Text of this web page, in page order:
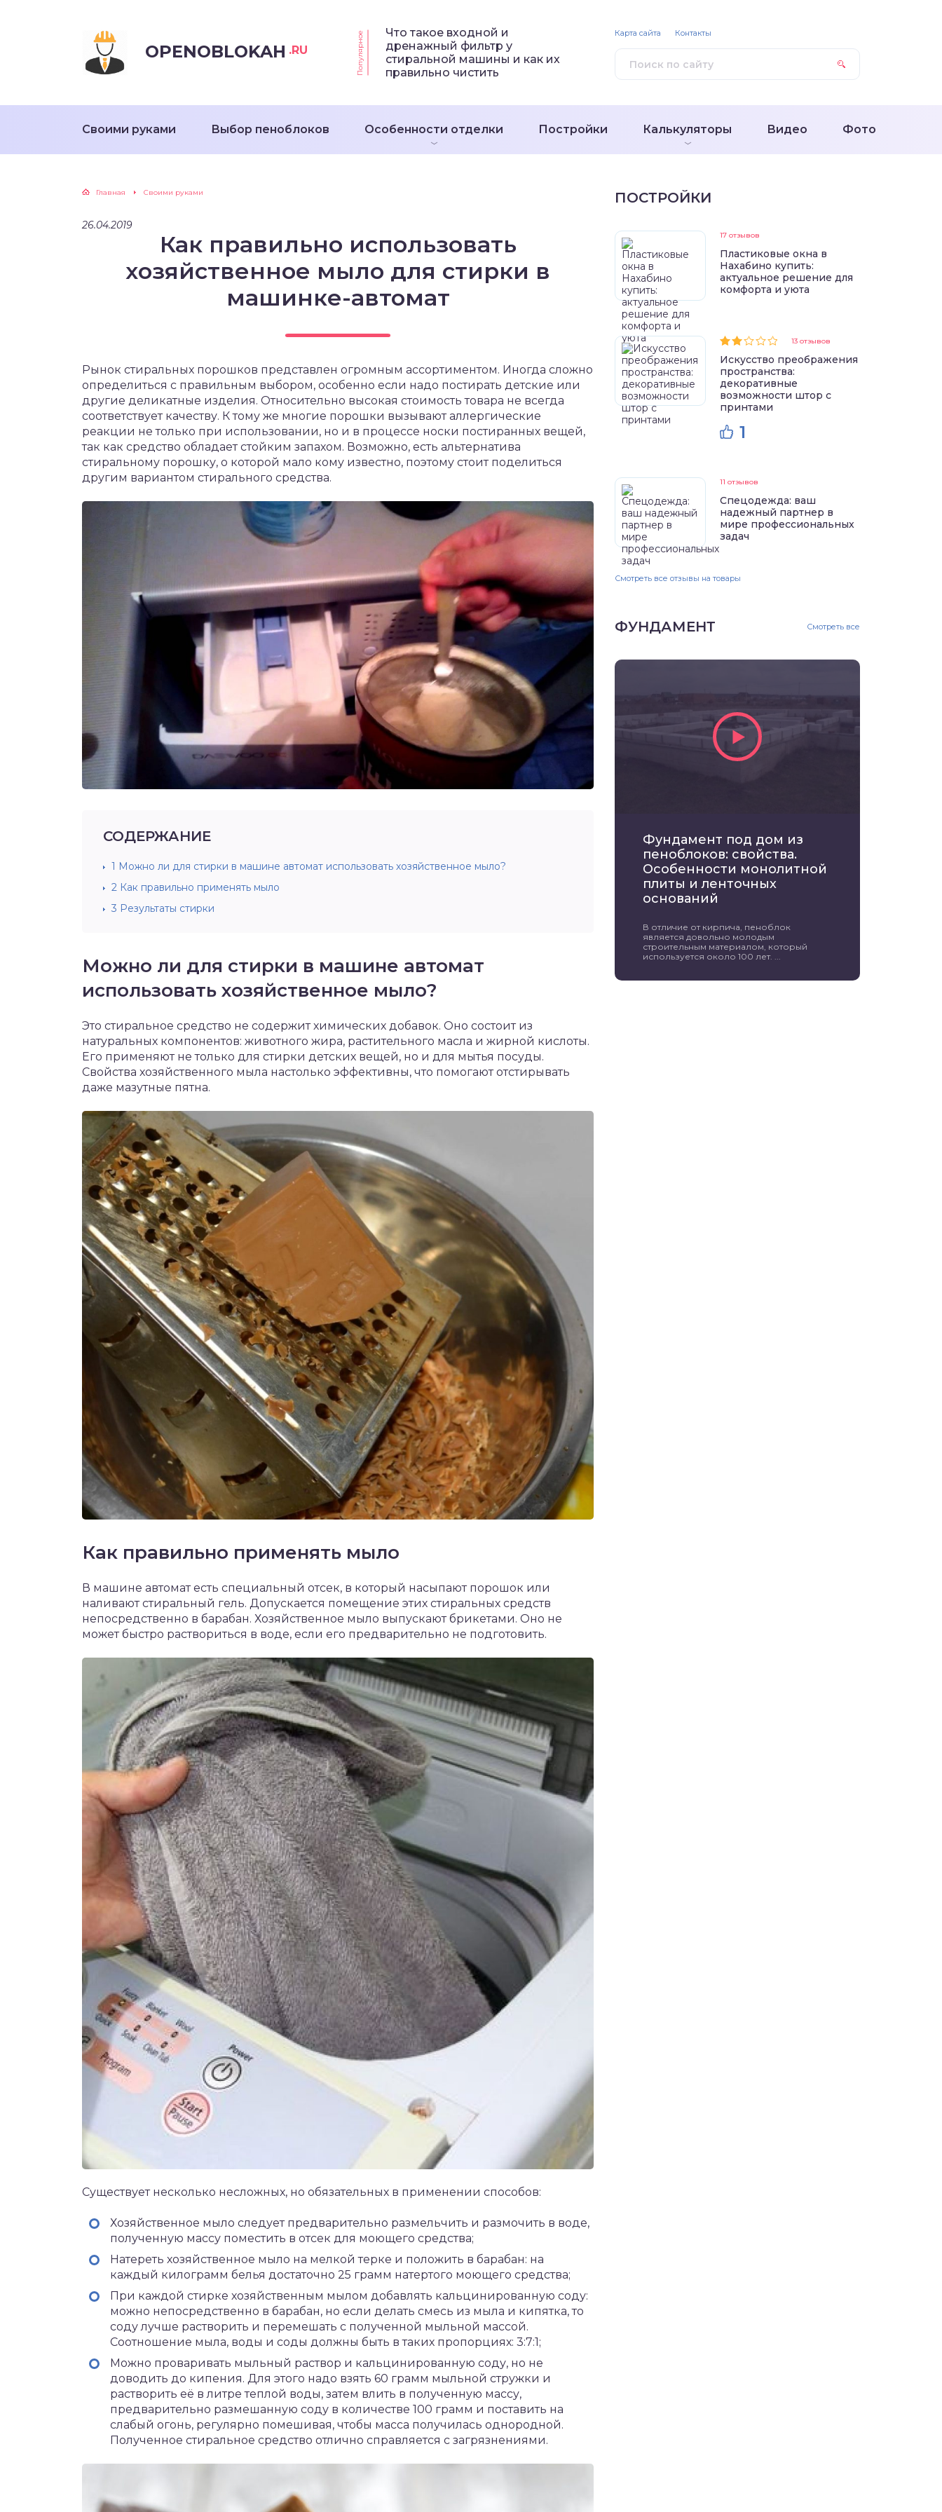
OPENOBLOKAH .RU Популярное
Что такое входной и
дренажный фильтр у
стиральной машины и как их
правильно чистить
Своими руками Выбор пеноблоков Особенности отделки Постройки Калькуляторы Видео Фото
Карта сайта Контакты
Главная Своими руками
26.04.2019
Как правильно использовать
хозяйственное мыло для стирки в
машинке-автомат
Рынок стиральных порошков представлен огромным ассортиментом. Иногда сложно
определиться с правильным выбором, особенно если надо постирать детские или
другие деликатные изделия. Относительно высокая стоимость товара не всегда
соответствует качеству. К тому же многие порошки вызывают аллергические
реакции не только при использовании, но и в процессе носки постиранных вещей,
так как средство обладает стойким запахом. Возможно, есть альтернатива
стиральному порошку, о которой мало кому известно, поэтому стоит поделиться
другим вариантом стирального средства.
СОДЕРЖАНИЕ
1 Можно ли для стирки в машине автомат использовать хозяйственное мыло?
2 Как правильно применять мыло
3 Результаты стирки
Можно ли для стирки в машине автомат
использовать хозяйственное мыло?
Это стиральное средство не содержит химических добавок. Оно состоит из
натуральных компонентов: животного жира, растительного масла и жирной кислоты.
Его применяют не только для стирки детских вещей, но и для мытья посуды.
Свойства хозяйственного мыла настолько эффективны, что помогают отстирывать
даже мазутные пятна.
Как правильно применять мыло
В машине автомат есть специальный отсек, в который насыпают порошок или
наливают стиральный гель. Допускается помещение этих стиральных средств
непосредственно в барабан. Хозяйственное мыло выпускают брикетами. Оно не
может быстро раствориться в воде, если его предварительно не подготовить.
Существует несколько несложных, но обязательных в применении способов:
Хозяйственное мыло следует предварительно размельчить и размочить в воде,
полученную массу поместить в отсек для моющего средства;
Натереть хозяйственное мыло на мелкой терке и положить в барабан: на
каждый килограмм белья достаточно 25 грамм натертого моющего средства;
При каждой стирке хозяйственным мылом добавлять кальцинированную соду:
можно непосредственно в барабан, но если делать смесь из мыла и кипятка, то
соду лучше растворить и перемешать с полученной мыльной массой.
Соотношение мыла, воды и соды должны быть в таких пропорциях: 3:7:1;
Можно проваривать мыльный раствор и кальцинированную соду, но не
доводить до кипения. Для этого надо взять 60 грамм мыльной стружки и
растворить её в литре теплой воды, затем влить в полученную массу,
предварительно размешанную соду в количестве 100 грамм и поставить на
слабый огонь, регулярно помешивая, чтобы масса получилась однородной.
Полученное стиральное средство отлично справляется с загрязнениями.
ПОСТРОЙКИ
17 отзывов
Пластиковые окна в
Нахабино купить:
актуальное решение для
комфорта и уюта
13 отзывов
Искусство преображения
пространства:
декоративные
возможности штор с
принтами
1
11 отзывов
Спецодежда: ваш
надежный партнер в
мире профессиональных
задач
Смотреть все отзывы на товары
ФУНДАМЕНТ Смотреть все
Фундамент под дом из
пеноблоков: свойства.
Особенности монолитной
плиты и ленточных
оснований
В отличие от кирпича, пеноблок
является довольно молодым
строительным материалом, который
используется около 100 лет. ...